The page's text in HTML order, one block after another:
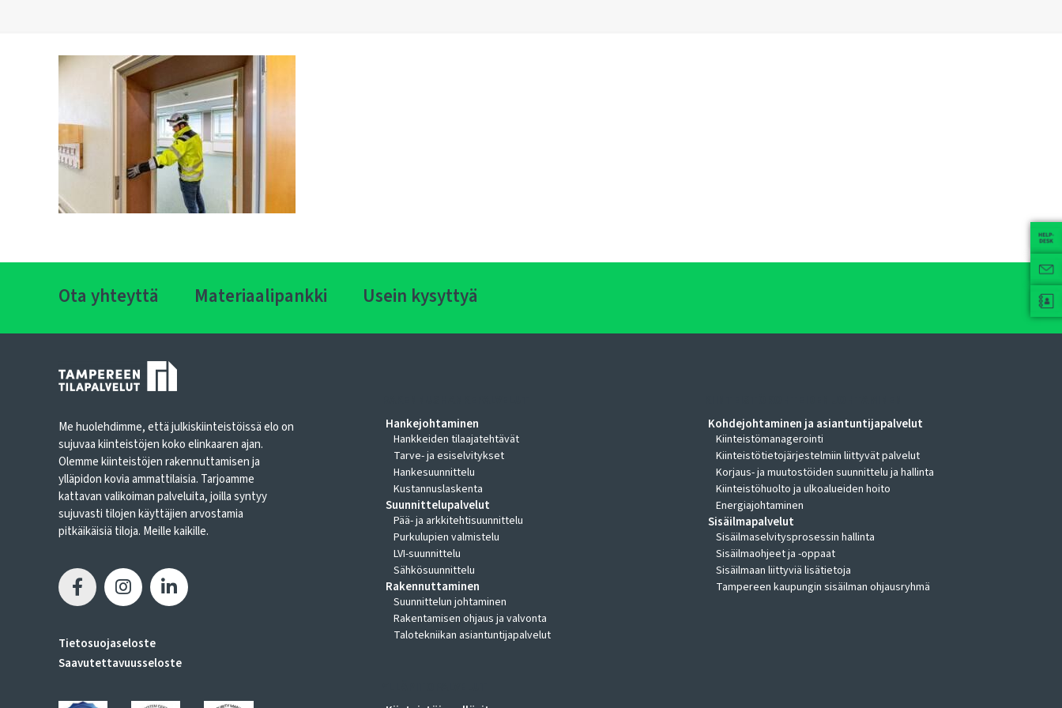
Ota yhteyttä Materiaalipankki Usein kysyttyä
Me huolehdimme, että julkiskiinteistöissä elo on
sujuvaa kiinteistöjen koko elinkaaren ajan.
Olemme kiinteistöjen rakennuttamisen ja
ylläpidon kovia ammattilaisia. Tarjoamme
kattavan valikoiman palveluita, joilla syntyy
sujuvasti tilojen käyttäjien arvostamia
pitkäikäisiä tiloja. Meille kaikille.
Tietosuojaseloste
Saavutettavuusseloste
Hankejohtaminen
Hankkeiden tilaajatehtävät
Tarve- ja esiselvitykset
Hankesuunnittelu
Kustannuslaskenta
Suunnittelupalvelut
Pää- ja arkkitehtisuunnittelu
Purkulupien valmistelu
LVI-suunnittelu
Sähkösuunnittelu
Rakennuttaminen
Suunnittelun johtaminen
Rakentamisen ohjaus ja valvonta
Talotekniikan asiantuntijapalvelut
Kohdejohtaminen ja asiantuntijapalvelut
Kiinteistömanagerointi
Kiinteistötietojärjestelmiin liittyvät palvelut
Korjaus- ja muutostöiden suunnittelu ja hallinta
Kiinteistöhuolto ja ulkoalueiden hoito
Energiajohtaminen
Sisäilmapalvelut
Sisäilmaselvitysprosessin hallinta
Sisäilmaohjeet ja -oppaat
Sisäilmaan liittyviä lisätietoja
Tampereen kaupungin sisäilman ohjausryhmä